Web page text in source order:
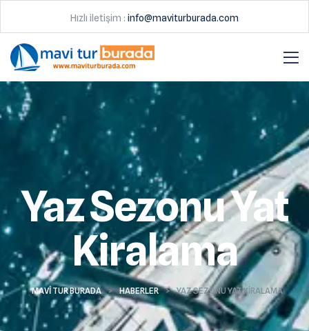
Hızlı iletişim : info@maviturburada.com
Yaz Sezonu Yat
Kiralama
MAVI TUR BURADA > HABERLER > YAZ SEZONU YAT KIRALAMA